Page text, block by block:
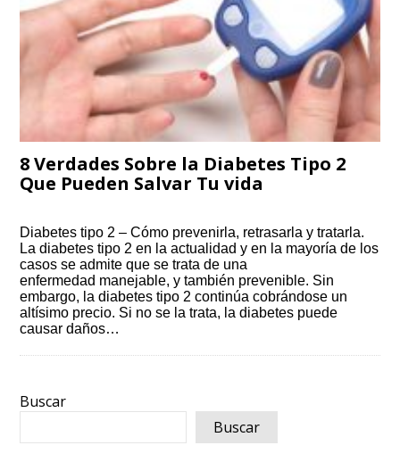
8 Verdades Sobre la Diabetes Tipo 2
Que Pueden Salvar Tu vida
Diabetes tipo 2 – Cómo prevenirla, retrasarla y tratarla.
La diabetes tipo 2 en la actualidad y en la mayoría de los
casos se admite que se trata de una
enfermedad manejable, y también prevenible. Sin
embargo, la diabetes tipo 2 continúa cobrándose un
altísimo precio. Si no se la trata, la diabetes puede
causar daños…
Buscar
Buscar